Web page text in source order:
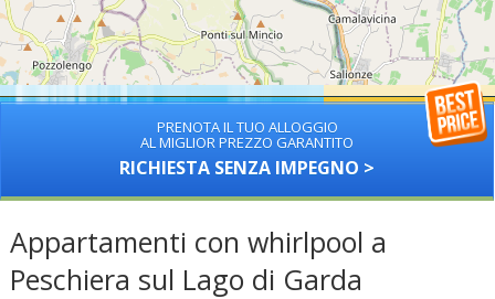
PRENOTA IL TUO ALLOGGIO
AL MIGLIOR PREZZO GARANTITO
RICHIESTA SENZA IMPEGNO >
Appartamenti con whirlpool a
Peschiera sul Lago di Garda